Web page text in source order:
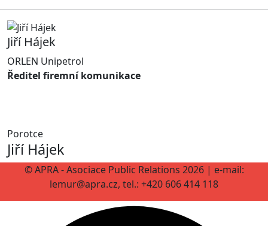
Jiří Hájek
ORLEN Unipetrol
Ředitel firemní komunikace
Porotce
Jiří Hájek
© APRA - Asociace Public Relations 2026 | e-mail:
lemur@apra.cz, tel.: +420 606 414 118